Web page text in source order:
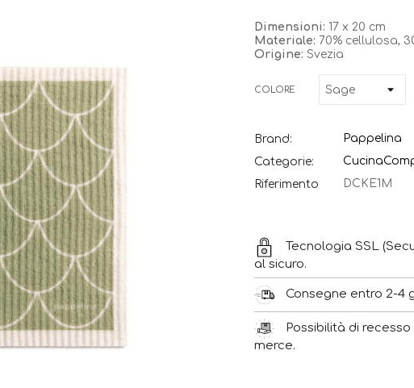
Dimensioni: 17 x 20 cm
Materiale: 70% cellulosa,
Origine: Svezia
COLORE
Brand:
Pappelina
Categorie:
Cucina
Riferimento
DCKE1M
Tecnologia SSL
al sicuro.
Consegne entro 2-4
Possibilità di
merce.